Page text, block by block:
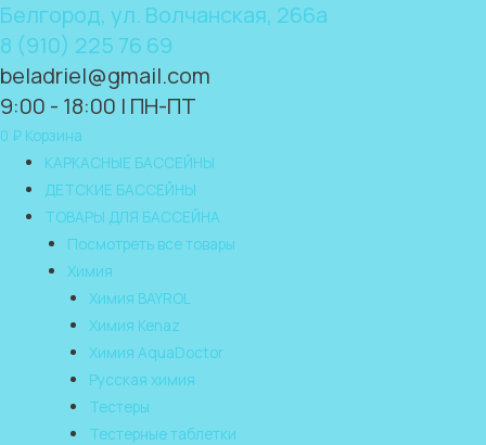
Белгород, ул. Волчанская, 266а
8 (910) 225 76 69
beladriel@gmail.com
9:00 - 18:00 | ПН-ПТ
0 ₽ Корзина
КАРКАСНЫЕ БАССЕЙНЫ
ДЕТСКИЕ БАССЕЙНЫ
ТОВАРЫ ДЛЯ БАССЕЙНА
Посмотреть все товары
Химия
Химия BAYROL
Химия Kenaz
Химия AquaDoctor
Русская химия
Тестеры
Тестерные таблетки